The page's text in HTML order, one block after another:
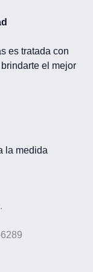
es tratada con
el mejor
la medida